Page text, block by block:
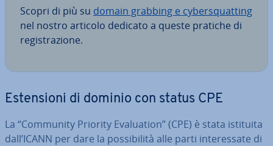
Scopri di più su domain grabbing e cy­ber­squat­ting
nel nostro articolo dedicato a queste pratiche di
re­gi­stra­zio­ne.
Esten­sio­ni di dominio con status CPE
La “Community Priority Eva­lua­tion” (CPE) è stata istituita
dall’ICANN per dare la pos­si­bi­li­tà alle parti in­te­res­sa­te di